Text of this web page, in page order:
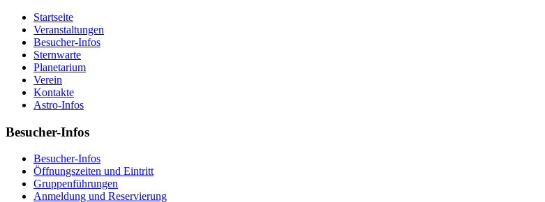
Startseite
Veranstaltungen
Besucher-Infos
Sternwarte
Planetarium
Verein
Kontakte
Astro-Infos
Besucher-Infos
Besucher-Infos
Öffnungszeiten und Eintritt
Gruppenführungen
Anmeldung und Reservierung